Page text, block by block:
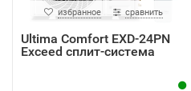
избранное сравнить
Ultima Comfort EXD-24PN
Exceed сплит-система